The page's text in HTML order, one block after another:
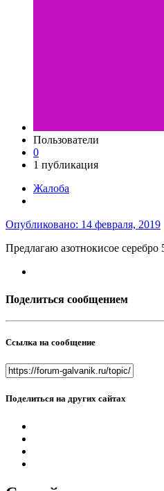
Пользователи
0
1 публикация
Жалоба
Опубликовано: 14 февраля, 2019
Предлагаю азотнокисое
Поделиться сообщением
Ссылка на сообщение
Поделиться на других сайтах